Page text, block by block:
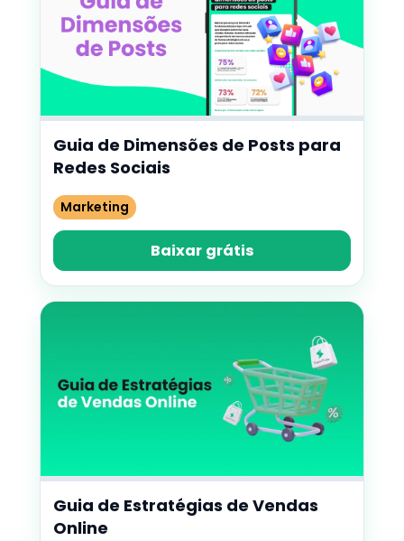
Guia de Dimensões de Posts para
Redes Sociais
Marketing
Baixar grátis
Guia de Estratégias de Vendas
Online